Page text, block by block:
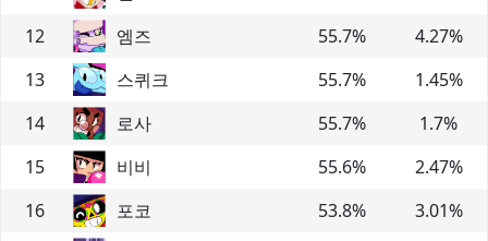
12
엠즈 55.7% 4.27%
13
스퀴크 55.7% 1.45%
14
로사 55.7% 1.7%
15
비비 55.6% 2.47%
16
포코 53.8% 3.01%